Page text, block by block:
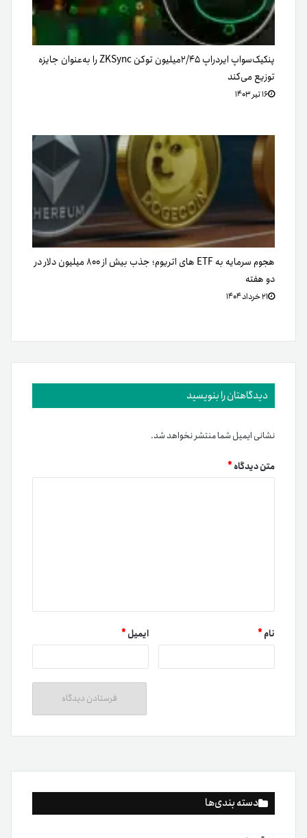
دسته بندی‌ها
پنکیک‌سواپ ایردراپ ۲/۴۵میلیون توکن ZKSync را به‌عنوان جایزه
توزیع می‌کند
۱۶ تیر ۱۴۰۳
هجوم سرمایه به ETF های اتریوم؛ جذب بیش از ۸۰۰ میلیون دلار در
دو هفته
۲۱ خرداد ۱۴۰۴
دیدگاهتان را بنویسید
نشانی ایمیل شما منتشر نخواهد شد.
متن دیدگاه*
نام* ایمیل*